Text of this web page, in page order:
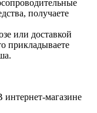
получаете
или доставкой
прикладываете
интернет-магазине